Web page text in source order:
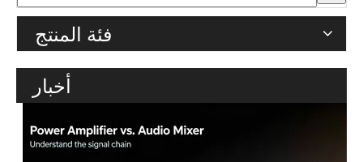
فئة المنتج
أخبار